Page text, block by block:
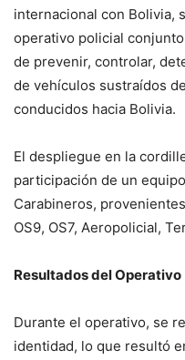
internacional con Bolivia,
operativo policial
de prevenir, controlar,
de vehículos sustraídos
conducidos hacia Bolivia.
El despliegue en la
participación de un
Carabineros,
OS9, OS7, Aeropolicial,
Resultados del Operativo
Durante el operativo, se
identidad, lo que resultó